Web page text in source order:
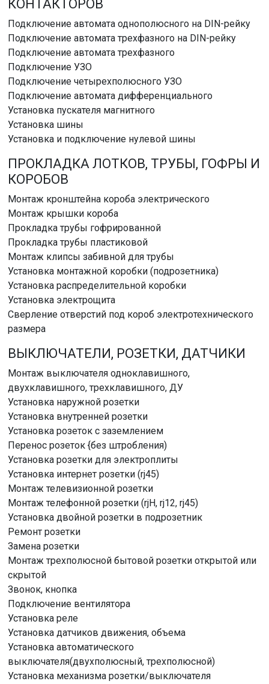
КОНТАКТОРОВ
Подключение автомата однополюсного на DIN-рейку
Подключение автомата трехфазного на DIN-рейку
Подключение автомата трехфазного
Подключение УЗО
Подключение четырехполюсного УЗО
Подключение автомата дифференциального
Установка пускателя магнитного
Установка шины
Установка и подключение нулевой шины
ПРОКЛАДКА ЛОТКОВ, ТРУБЫ, ГОФРЫ И
КОРОБОВ
Монтаж кронштейна короба электрического
Монтаж крышки короба
Прокладка трубы гофрированной
Прокладка трубы пластиковой
Монтаж клипсы забивной для трубы
Установка монтажной коробки (подрозетника)
Установка распределительной коробки
Установка электрощита
Сверление отверстий под короб электротехнического
размера
ВЫКЛЮЧАТЕЛИ, РОЗЕТКИ, ДАТЧИКИ
Монтаж выключателя одноклавишного,
двухклавишного, трехклавишного, ДУ
Установка наружной розетки
Установка внутренней розетки
Установка розеток с заземлением
Перенос розеток {без штробления)
Установка розетки для электроплиты
Установка интернет розетки (rj45)
Монтаж телевизионной розетки
Монтаж телефонной розетки (rjH, rj12, rj45)
Установка двойной розетки в подрозетник
Ремонт розетки
Замена розетки
Монтаж трехполюсной бытовой розетки открытой или
скрытой
Звонок, кнопка
Подключение вентилятора
Установка реле
Установка датчиков движения, объема
Установка автоматического
выключателя(двухполюсный, трехполюсной)
Установка механизма розетки/выключателя